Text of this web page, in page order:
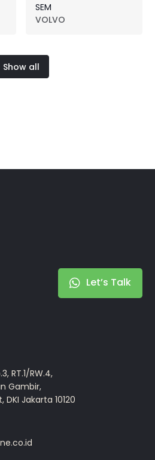
SEM
VOLVO
Show all
Let’s Talk
RT.1/RW.4,
Gambir,
Jakarta 10120